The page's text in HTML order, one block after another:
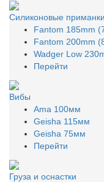
Силиконовые приманки
Fantom 185mm
Fantom 200mm
Wadger Low
Перейти
Вибы
Ama 100мм
Geisha 115мм
Geisha 75мм
Перейти
Груза и оснастки